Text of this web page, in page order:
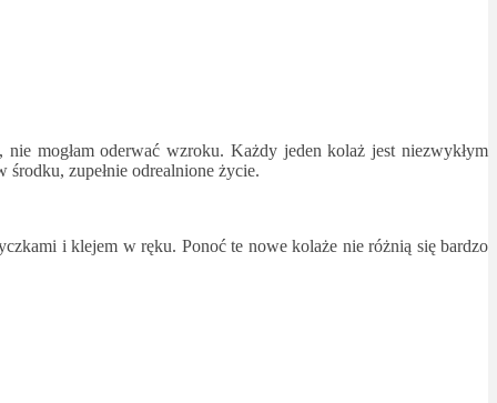
mogłam oderwać wzroku. Każdy jeden kolaż jest niezwykłym
zupełnie odrealnione życie.
i klejem w ręku. Ponoć te nowe kolaże nie różnią się bardzo